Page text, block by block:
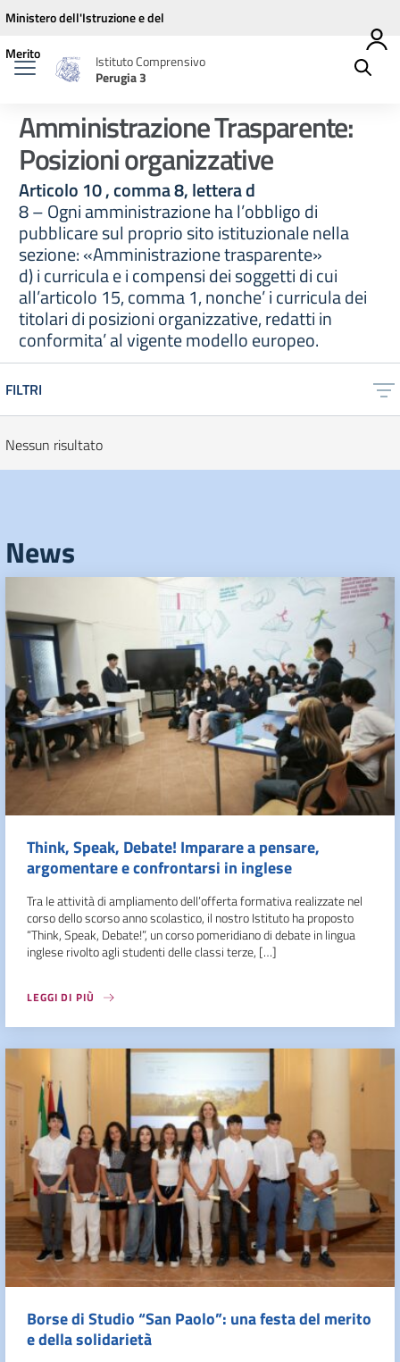
Vai ai contenuti
Vai al menu di navigazione
Vai al footer
Ministero dell'Istruzione e del
Merito
Istituto Comprensivo
Perugia 3
Amministrazione Trasparente:
Posizioni organizzative
Articolo 10 , comma 8, lettera d
8 – Ogni amministrazione ha l’obbligo di
pubblicare sul proprio sito istituzionale nella
sezione: «Amministrazione trasparente»
d) i curricula e i compensi dei soggetti di cui
all’articolo 15, comma 1, nonche’ i curricula dei
titolari di posizioni organizzative, redatti in
conformita’ al vigente modello europeo.
FILTRI
Nessun risultato
News
Think, Speak, Debate! Imparare a pensare,
argomentare e confrontarsi in inglese
Tra le attività di ampliamento dell’offerta formativa realizzate nel
corso dello scorso anno scolastico, il nostro Istituto ha proposto
“Think, Speak, Debate!”, un corso pomeridiano di debate in lingua
inglese rivolto agli studenti delle classi terze, […]
LEGGI DI PIÙ
Borse di Studio “San Paolo”: una festa del merito
e della solidarietà